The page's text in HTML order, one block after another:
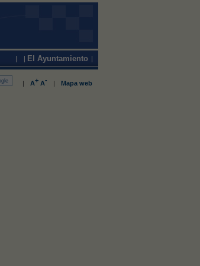
El Ayuntamiento
| A+ A- | Mapa web